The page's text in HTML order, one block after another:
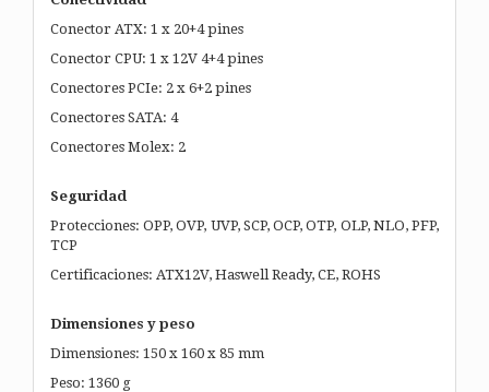
Conector ATX: 1 x 20+4 pines
Conector CPU: 1 x 12V 4+4 pines
Conectores PCIe: 2 x 6+2 pines
Conectores SATA: 4
Conectores Molex: 2
Seguridad
Protecciones: OPP, OVP, UVP, SCP, OCP, OTP, OLP, NLO, PFP,
TCP
Certificaciones: ATX12V, Haswell Ready, CE, ROHS
Dimensiones y peso
Dimensiones: 150 x 160 x 85 mm
Peso: 1360 g